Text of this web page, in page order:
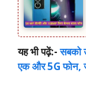
यह भी पढ़ें:-सबको
एक और 5G फोन,